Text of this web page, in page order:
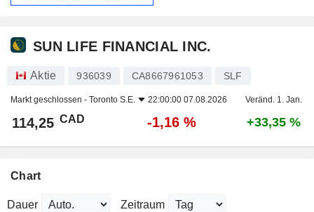
SUN LIFE FINANCIAL INC.
Aktie 936039 CA8667961053 SLF
Markt geschlossen - Toronto S.E. 22:00:00 07.08.2026 Veränd. 1. Jan.
114,25 CAD -1,16 % +33,35 %
Chart
Dauer Zeitraum